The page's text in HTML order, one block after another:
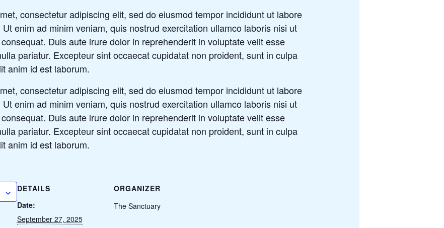
consectetur adipiscing elit, sed do eiusmod tempor incididunt ut labore
enim ad minim veniam, quis nostrud exercitation ullamco laboris nisi ut
Duis aute irure dolor in reprehenderit in voluptate velit esse
pariatur. Excepteur sint occaecat cupidatat non proident, sunt in culpa
anim id est laborum.
consectetur adipiscing elit, sed do eiusmod tempor incididunt ut labore
enim ad minim veniam, quis nostrud exercitation ullamco laboris nisi ut
Duis aute irure dolor in reprehenderit in voluptate velit esse
pariatur. Excepteur sint occaecat cupidatat non proident, sunt in culpa
anim id est laborum.
DETAILS
Date:
September 27, 2025
ORGANIZER
The Sanctuary